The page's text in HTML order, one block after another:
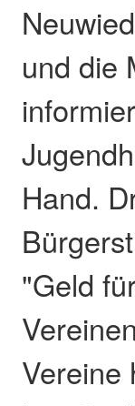
und die
Hand.
"Geld
Vereine